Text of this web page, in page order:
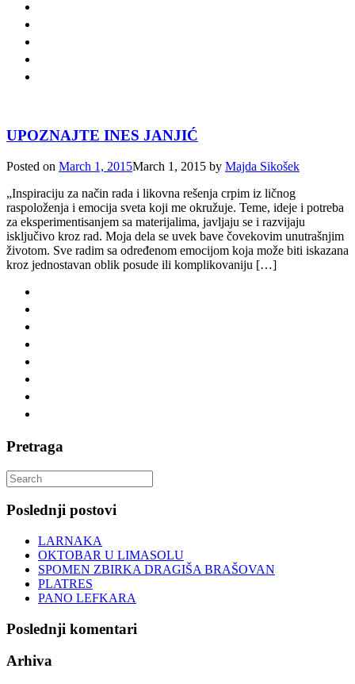
UPOZNAJTE INES JANJIĆ
Posted on March 1, 2015March 1, 2015 by Majda Sikošek
„Inspiraciju za način rada i likovna rešenja crpim iz ličnog
raspoloženja i emocija sveta koji me okružuje. Teme, ideje i potreba
za eksperimentisanjem sa materijalima, javljaju se i razvijaju
isključivo kroz rad. Moja dela se uvek bave čovekovim unutrašnjim
životom. Sve radim sa određenom emocijom koja može biti iskazana
kroz jednostavan oblik posude ili komplikovaniju […]
Pretraga
Search
for:
Poslednji postovi
LARNAKA
OKTOBAR U LIMASOLU
SPOMEN ZBIRKA DRAGIŠA BRAŠOVAN
PLATRES
PANO LEFKARA
Poslednji komentari
Arhiva